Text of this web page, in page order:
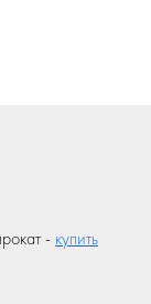
- купить